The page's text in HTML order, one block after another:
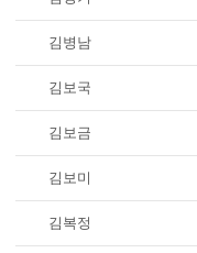
김병남
김보국
김보금
김보미
김복정